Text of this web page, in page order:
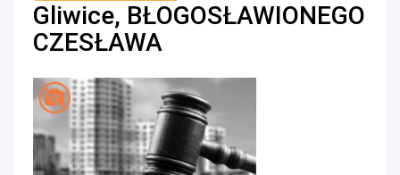
Gliwice, BŁOGOSŁAWIONEGO
CZESŁAWA